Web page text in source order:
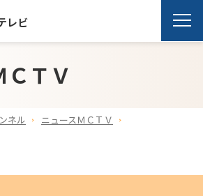
レビ
ＣＴＶ
ネル
ニュースＭＣＴＶ